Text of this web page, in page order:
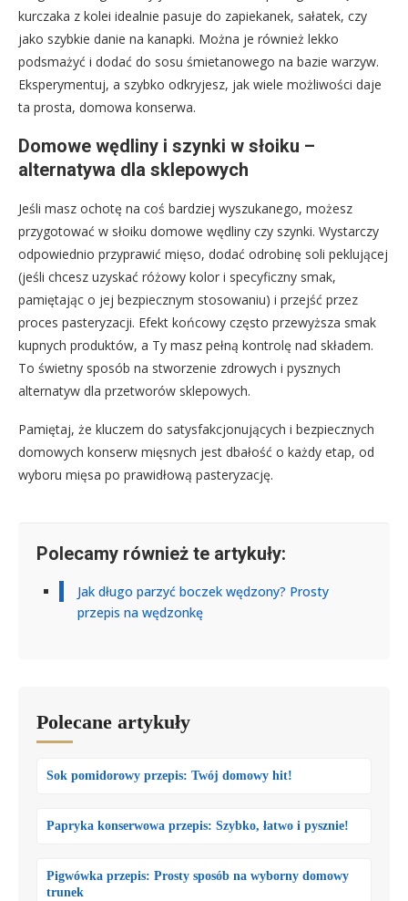
kurczaka z kolei idealnie pasuje do zapiekanek, sałatek, czy
jako szybkie danie na kanapki. Można je również lekko
podsmażyć i dodać do sosu śmietanowego na bazie warzyw.
Eksperymentuj, a szybko odkryjesz, jak wiele możliwości daje
ta prosta, domowa konserwa.
Domowe wędliny i szynki w słoiku –
alternatywa dla sklepowych
Jeśli masz ochotę na coś bardziej wyszukanego, możesz
przygotować w słoiku domowe wędliny czy szynki. Wystarczy
odpowiednio przyprawić mięso, dodać odrobinę soli peklującej
(jeśli chcesz uzyskać różowy kolor i specyficzny smak,
pamiętając o jej bezpiecznym stosowaniu) i przejść przez
proces pasteryzacji. Efekt końcowy często przewyższa smak
kupnych produktów, a Ty masz pełną kontrolę nad składem.
To świetny sposób na stworzenie zdrowych i pysznych
alternatyw dla przetworów sklepowych.
Pamiętaj, że kluczem do satysfakcjonujących i bezpiecznych
domowych konserw mięsnych jest dbałość o każdy etap, od
wyboru mięsa po prawidłową pasteryzację.
Polecamy również te artykuły:
Jak długo parzyć boczek wędzony? Prosty
przepis na wędzonkę
Polecane artykuły
Sok pomidorowy przepis: Twój domowy hit!
Papryka konserwowa przepis: Szybko, łatwo i pysznie!
Pigwówka przepis: Prosty sposób na wyborny domowy
trunek